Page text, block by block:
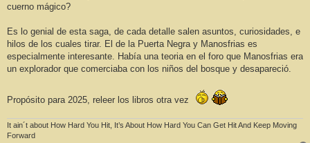
cuerno mágico?
Es lo genial de esta saga, de cada detalle salen asuntos, curiosidades, e
hilos de los cuales tirar. El de la Puerta Negra y Manosfrias es
especialmente interesante. Había una teoria en el foro que Manosfrias era
un explorador que comerciaba con los niños del bosque y desapareció.
Propósito para 2025, releer los libros otra vez
It ain´t about How Hard You Hit, It’s About How Hard You Can Get Hit And Keep Moving
Forward